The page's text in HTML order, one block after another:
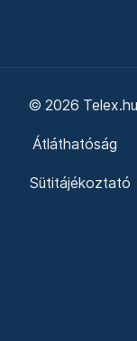
© 2026
Átláthatóság
Sütitájékoztató